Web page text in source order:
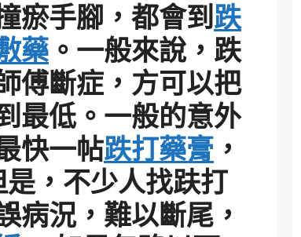
瘀手腳，都會到跌
藥 。一般來說，跌
傅斷症，方可以把
最低。一般的意外
快一帖跌打藥膏 ，
，不少人找趺打
病況，難以斷尾，